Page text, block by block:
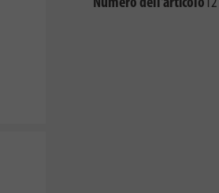
Numero dell'articolo